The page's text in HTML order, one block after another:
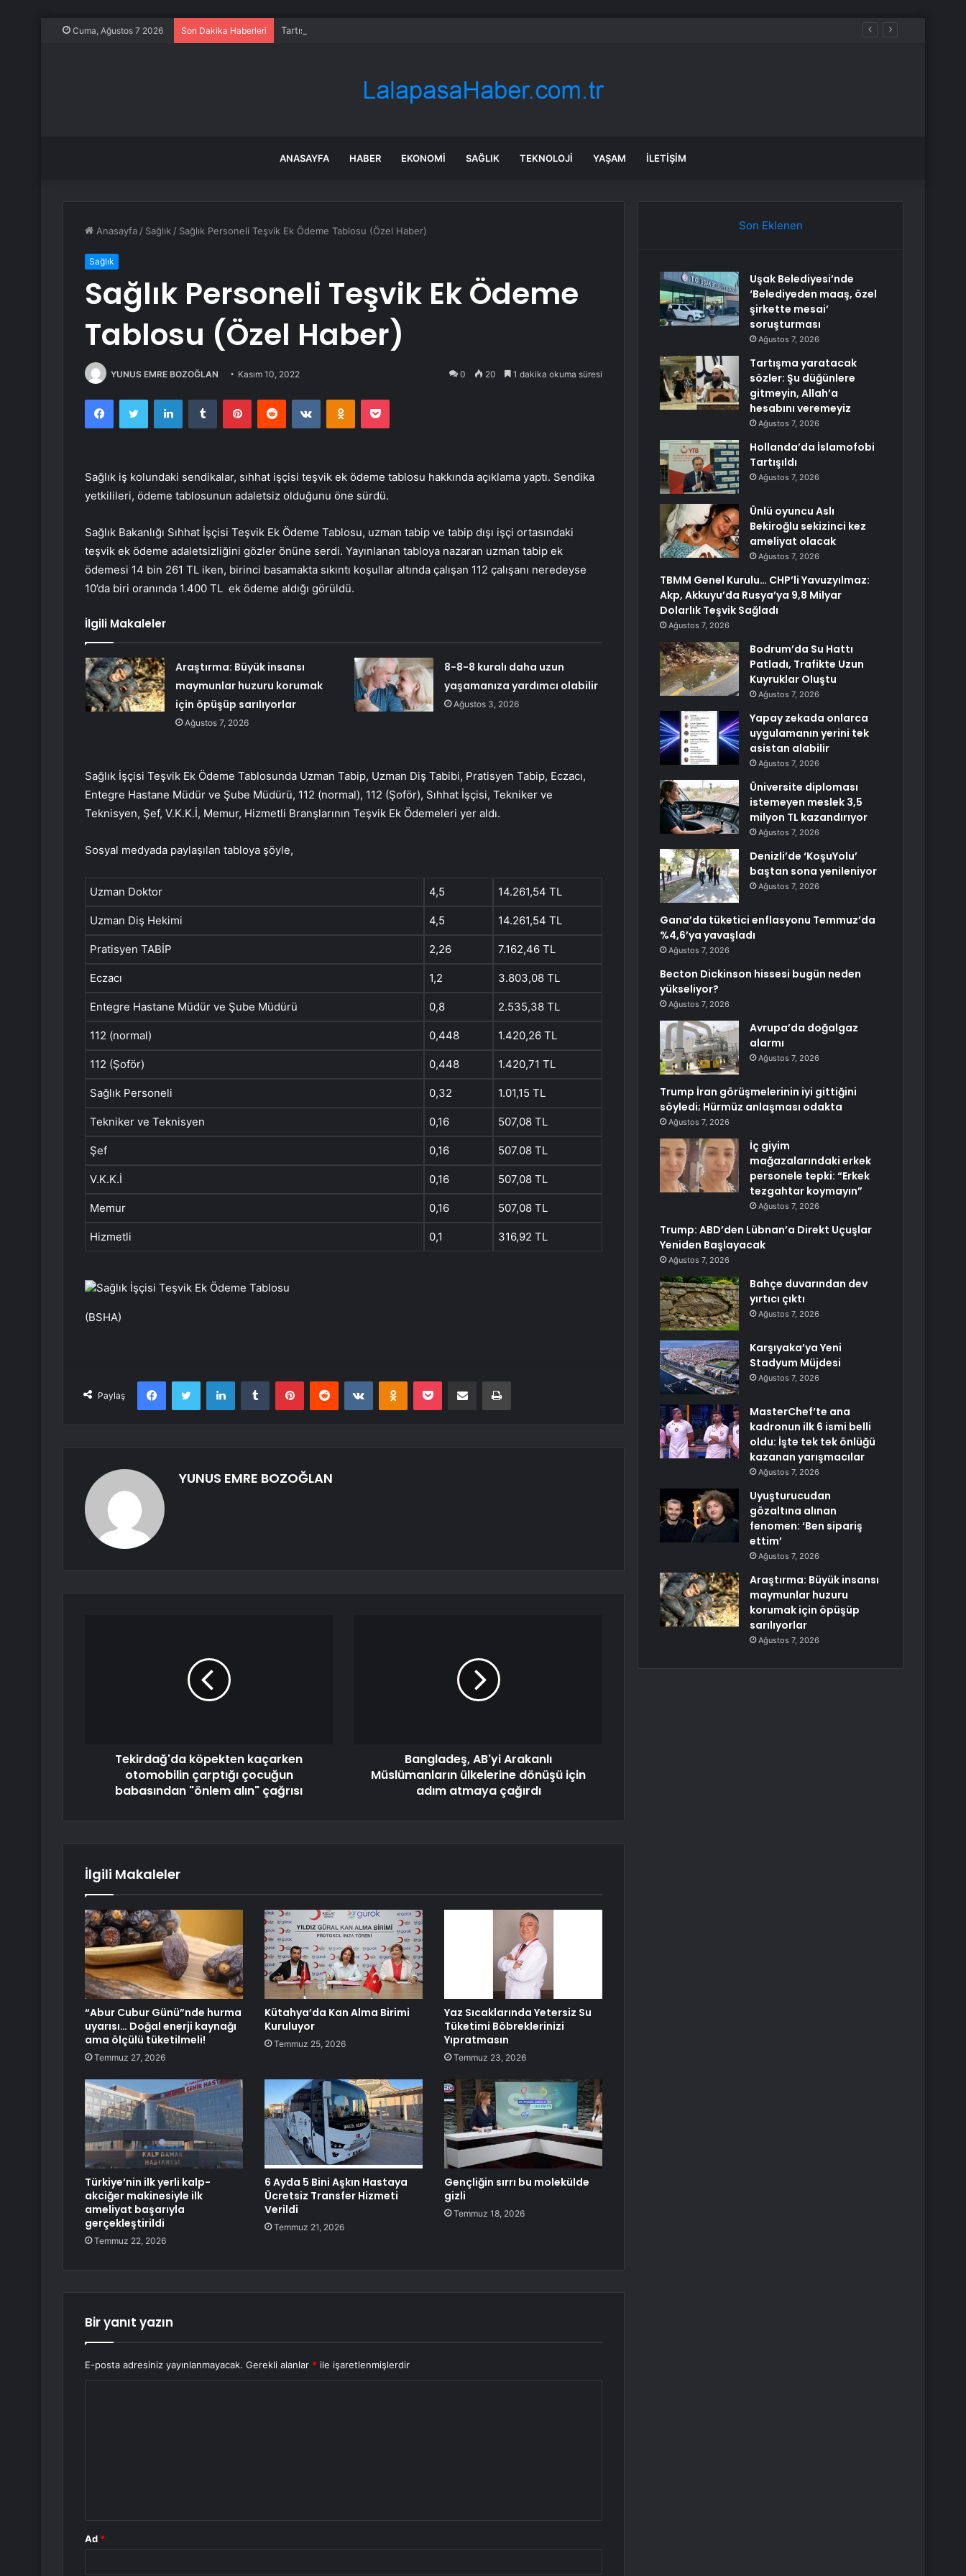
Cuma, Ağustos 7 2026 Son Dakika Haberleri Tartışma yaratacak sözler: Şu düğünlere gitmeyin, Allah’a hesabını veremeyiz
ANASAYFA HABER EKONOMI SAĞLIK TEKNOLOJI YAŞAM İLETIŞIM
Anasayfa / Sağlık / Sağlık Personeli Teşvik Ek Ödeme Tablosu (Özel Haber)
Sağlık
Sağlık Personeli Teşvik Ek Ödeme
Tablosu (Özel Haber)
YUNUS EMRE BOZOĞLAN Kasım 10, 2022 0 20 1 dakika okuma süresi
FacebookTwitter LinkedInTumblr PinterestReddit VKontakteOdnoklassniki
Pocket
Sağlık iş kolundaki sendikalar, sıhhat işçisi teşvik ek ödeme tablosu hakkında açıklama yaptı. Sendika
yetkilileri, ödeme tablosunun adaletsiz olduğunu öne sürdü.
Sağlık Bakanlığı Sıhhat İşçisi Teşvik Ek Ödeme Tablosu, uzman tabip ve tabip dışı işçi ortasındaki
teşvik ek ödeme adaletsizliğini gözler önüne serdi. Yayınlanan tabloya nazaran uzman tabip ek
ödemesi 14 bin 261 TL iken, birinci basamakta sıkıntı koşullar altında çalışan 112 çalışanı neredeyse
10’da biri oranında 1.400 TL ek ödeme aldığı görüldü.
İlgili Makaleler
Araştırma: Büyük insansı
maymunlar huzuru korumak
için öpüşüp sarılıyorlar
Ağustos 7, 2026
8-8-8 kuralı daha uzun
yaşamanıza yardımcı olabilir
Ağustos 3, 2026
Sağlık İşçisi Teşvik Ek Ödeme Tablosunda Uzman Tabip, Uzman Diş Tabibi, Pratisyen Tabip, Eczacı,
Entegre Hastane Müdür ve Şube Müdürü, 112 (normal), 112 (Şoför), Sıhhat İşçisi, Tekniker ve
Teknisyen, Şef, V.K.K.İ, Memur, Hizmetli Branşlarının Teşvik Ek Ödemeleri yer aldı.
Sosyal medyada paylaşılan tabloya şöyle,
Uzman Doktor 4,5 14.261,54 TL
Uzman Diş Hekimi 4,5 14.261,54 TL
Pratisyen TABİP 2,26 7.162,46 TL
Eczacı 1,2 3.803,08 TL
Entegre Hastane Müdür ve Şube Müdürü 0,8 2.535,38 TL
112 (normal) 0,448 1.420,26 TL
112 (Şoför) 0,448 1.420,71 TL
Sağlık Personeli 0,32 1.01,15 TL
Tekniker ve Teknisyen 0,16 507,08 TL
Şef 0,16 507.08 TL
V.K.K.İ 0,16 507,08 TL
Memur 0,16 507,08 TL
Hizmetli 0,1 316,92 TL
Sağlık İşçisi Teşvik Ek Ödeme Tablosu
(BSHA)
Paylaş
FacebookTwitter LinkedInTumblr PinterestReddit VKontakteOdnoklassniki
Pocket E-Posta ile paylaş Yazdır
YUNUS EMRE BOZOĞLAN
Tekirdağ'da köpekten kaçarken
otomobilin çarptığı çocuğun
babasından "önlem alın" çağrısı
Bangladeş, AB'yi Arakanlı
Müslümanların ülkelerine dönüşü için
adım atmaya çağırdı
İlgili Makaleler
“Abur Cubur Günü”nde hurma
uyarısı… Doğal enerji kaynağı
ama ölçülü tüketilmeli!
Temmuz 27, 2026
Kütahya’da Kan Alma Birimi
Kuruluyor
Temmuz 25, 2026
Yaz Sıcaklarında Yetersiz Su
Tüketimi Böbreklerinizi
Yıpratmasın
Temmuz 23, 2026
Türkiye’nin ilk yerli kalp-
akciğer makinesiyle ilk
ameliyat başarıyla
gerçekleştirildi
Temmuz 22, 2026
6 Ayda 5 Bini Aşkın Hastaya
Ücretsiz Transfer Hizmeti
Verildi
Temmuz 21, 2026
Gençliğin sırrı bu molekülde
gizli
Temmuz 18, 2026
Bir yanıt yazın
E-posta adresiniz yayınlanmayacak. Gerekli alanlar * ile işaretlenmişlerdir
Ad *
Son Eklenen
Uşak Belediyesi’nde
‘Belediyeden maaş, özel
şirkette mesai’
soruşturması
Ağustos 7, 2026
Tartışma yaratacak
sözler: Şu düğünlere
gitmeyin, Allah’a
hesabını veremeyiz
Ağustos 7, 2026
Hollanda’da İslamofobi
Tartışıldı
Ağustos 7, 2026
Ünlü oyuncu Aslı
Bekiroğlu sekizinci kez
ameliyat olacak
Ağustos 7, 2026
TBMM Genel Kurulu… CHP’li Yavuzyılmaz:
Akp, Akkuyu’da Rusya’ya 9,8 Milyar
Dolarlık Teşvik Sağladı
Ağustos 7, 2026
Bodrum’da Su Hattı
Patladı, Trafikte Uzun
Kuyruklar Oluştu
Ağustos 7, 2026
Yapay zekada onlarca
uygulamanın yerini tek
asistan alabilir
Ağustos 7, 2026
Üniversite diploması
istemeyen meslek 3,5
milyon TL kazandırıyor
Ağustos 7, 2026
Denizli’de ‘KoşuYolu’
baştan sona yenileniyor
Ağustos 7, 2026
Gana’da tüketici enflasyonu Temmuz’da
%4,6’ya yavaşladı
Ağustos 7, 2026
Becton Dickinson hissesi bugün neden
yükseliyor?
Ağustos 7, 2026
Avrupa’da doğalgaz
alarmı
Ağustos 7, 2026
Trump İran görüşmelerinin iyi gittiğini
söyledi; Hürmüz anlaşması odakta
Ağustos 7, 2026
İç giyim
mağazalarındaki erkek
personele tepki: “Erkek
tezgahtar koymayın”
Ağustos 7, 2026
Trump: ABD’den Lübnan’a Direkt Uçuşlar
Yeniden Başlayacak
Ağustos 7, 2026
Bahçe duvarından dev
yırtıcı çıktı
Ağustos 7, 2026
Karşıyaka’ya Yeni
Stadyum Müjdesi
Ağustos 7, 2026
MasterChef’te ana
kadronun ilk 6 ismi belli
oldu: İşte tek tek önlüğü
kazanan yarışmacılar
Ağustos 7, 2026
Uyuşturucudan
gözaltına alınan
fenomen: ‘Ben sipariş
ettim’
Ağustos 7, 2026
Araştırma: Büyük insansı
maymunlar huzuru
korumak için öpüşüp
sarılıyorlar
Ağustos 7, 2026